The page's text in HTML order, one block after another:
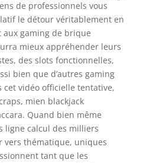
de professionnels vous
le détour véritablement en
gaming de brique
mieux appréhender leurs
des slots fonctionnelles,
bien que d’autres gaming
cet vidéo officielle tentative,
mien blackjack
Quand bien même
ligne calcul des milliers
vers thématique, uniques
tant que les